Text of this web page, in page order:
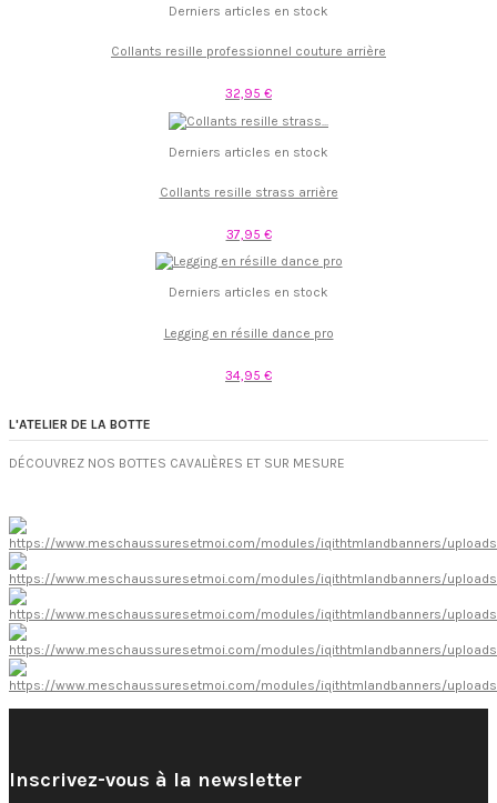
Derniers articles en stock
Collants resille professionnel couture arrière
32,95 €
Derniers articles en stock
Collants resille strass arrière
37,95 €
Derniers articles en stock
Legging en résille dance pro
34,95 €
L'ATELIER DE LA BOTTE
DÉCOUVREZ NOS BOTTES CAVALIÈRES ET SUR MESURE
Inscrivez-vous à la newsletter